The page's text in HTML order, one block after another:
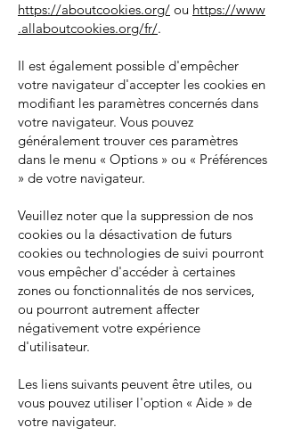
https://aboutcookies.org/ ou https://www
.allaboutcookies.org/fr/.
Il est également possible d'empêcher
votre navigateur d'accepter les cookies en
modifiant les paramètres concernés dans
votre navigateur. Vous pouvez
généralement trouver ces paramètres
dans le menu « Options » ou « Préférences
» de votre navigateur.
Veuillez noter que la suppression de nos
cookies ou la désactivation de futurs
cookies ou technologies de suivi pourront
vous empêcher d'accéder à certaines
zones ou fonctionnalités de nos services,
ou pourront autrement affecter
négativement votre expérience
d'utilisateur.
Les liens suivants peuvent être utiles, ou
vous pouvez utiliser l'option « Aide » de
votre navigateur.